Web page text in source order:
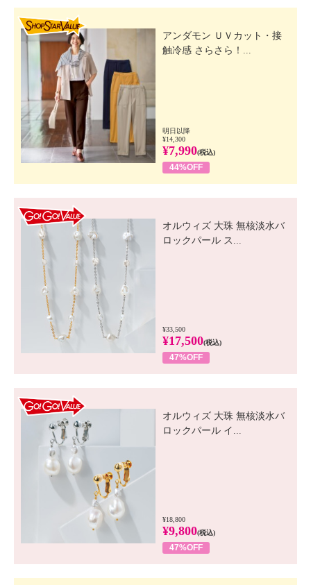
アンダモン ＵＶカット・接
触冷感 さらさら！...
明日以降
¥14,300
¥7,990(税込)
44%OFF
オルウィズ 大珠 無核淡水バ
ロックパール ス...
¥33,500
¥17,500(税込)
47%OFF
オルウィズ 大珠 無核淡水バ
ロックパール イ...
¥18,800
¥9,800(税込)
47%OFF